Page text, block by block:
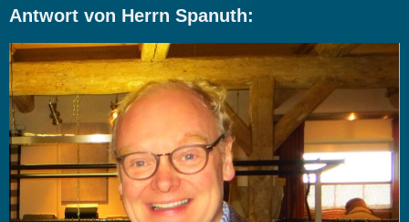
Antwort von Herrn Spanuth: